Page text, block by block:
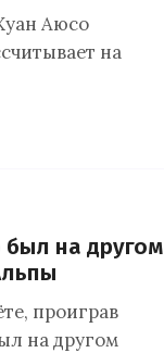
Аюсо
на
на другом
проиграв
на другом